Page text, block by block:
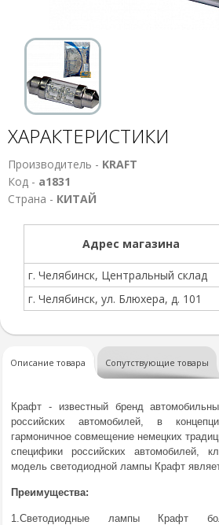
ХАРАКТЕРИСТИКИ
Производитель - KRAFT
Код - а1831
Страна - КИТАЙ
Адрес магазина
г. Челябинск, Центральный склад
г. Челябинск, ул. Блюхера, д. 101
Описание товара Сопутствующие товары
Крафт - известный бренд
российских автомобилей, в
гармоничное совмещение немецких
специфики российских автомобилей,
модель светодиодной лампы Крафт
Преимущества:
1.Светодиодные лампы Крафт